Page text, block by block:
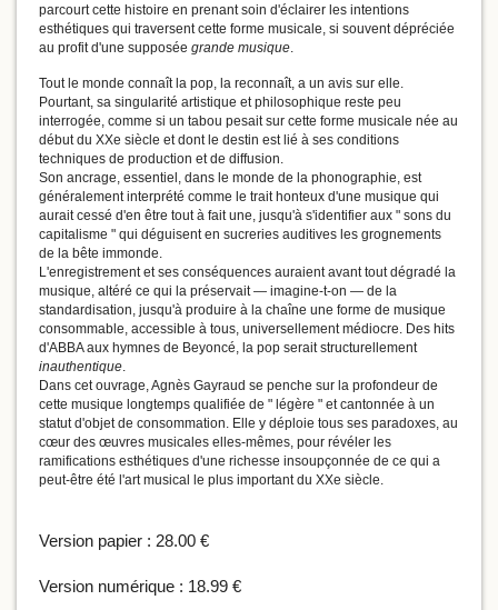
parcourt cette histoire en prenant soin d'éclairer les intentions
esthétiques qui traversent cette forme musicale, si souvent dépréciée
au profit d'une supposée grande musique
Tout le monde connaît la pop, la reconnaît, a un avis sur elle.
Pourtant, sa singularité artistique et philosophique reste peu
interrogée, comme si un tabou pesait sur cette forme musicale née au
début du XXe siècle et dont le destin est lié à ses conditions
techniques de production et de diffusion.
Son ancrage, essentiel, dans le monde de la phonographie, est
généralement interprété comme le trait honteux d'une musique qui
aurait cessé d'en être tout à fait une, jusqu'à s'identifier aux " sons du
capitalisme " qui déguisent en sucreries auditives les grognements
de la bête immonde.
L'enregistrement et ses conséquences auraient avant tout dégradé la
musique, altéré ce qui la préservait — imagine-t-on — de la
standardisation, jusqu'à produire à la chaîne une forme de musique
consommable, accessible à tous, universellement médiocre. Des hits
d'ABBA aux hymnes de Beyoncé, la pop serait structurellement
inauthentique
Dans cet ouvrage, Agnès Gayraud se penche sur la profondeur de
cette musique longtemps qualifiée de " légère " et cantonnée à un
statut d'objet de consommation. Elle y déploie tous ses paradoxes, au
cœur des œuvres musicales elles-mêmes, pour révéler les
ramifications esthétiques d'une richesse insoupçonnée de ce qui a
peut-être été l'art musical le plus important du XXe siècle.
Version papier : 28.00 €
Version numérique : 18.99 €